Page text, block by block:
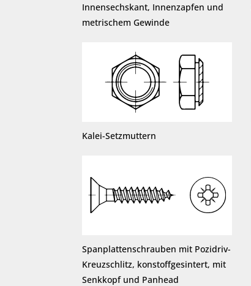
Innensechskant, Innenzapfen und
metrischem Gewinde
Kalei-Setzmuttern
Spanplattenschrauben mit Pozidriv-
Kreuzschlitz, konstoffgesintert, mit
Senkkopf und Panhead